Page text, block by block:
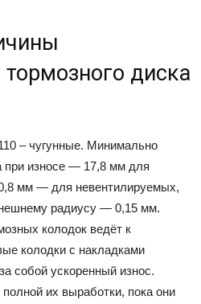
тормозного диска
– чугунные. Минимально
при износе — 17,8 мм для
мм — для невентилируемых,
радиусу — 0,15 мм.
колодок ведёт к
колодки с накладками
собой ускоренный износ.
их выработки, пока они